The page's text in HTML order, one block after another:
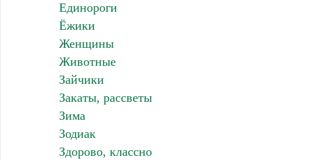
Единороги
Ёжики
Женщины
Животные
Зайчики
Закаты, рассветы
Зима
Зодиак
Здорово, классно